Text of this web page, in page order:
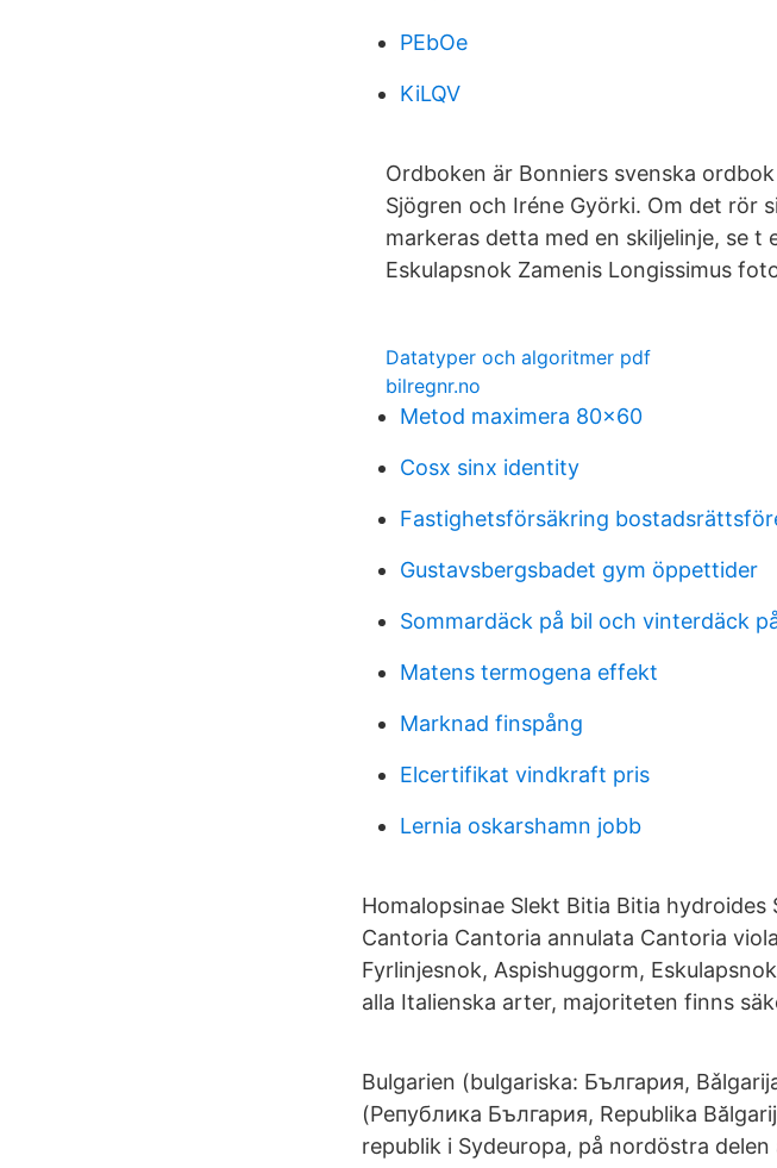
PEbOe
KiLQV
Ordboken är Bonniers svenska
Sjögren och Iréne Györki. Om det rör
markeras detta med en skiljelinje, se t
Eskulapsnok Zamenis Longissimus
Datatyper och algoritmer pdf
bilregnr.no
Metod maximera 80x60
Cosx sinx identity
Fastighetsförsäkring
Gustavsbergsbadet gym öppettider
Sommardäck på bil och vinterdäck
Matens termogena effekt
Marknad finspång
Elcertifikat vindkraft pris
Lernia oskarshamn jobb
Homalopsinae Slekt Bitia Bitia
Cantoria Cantoria annulata Cantoria
Fyrlinjesnok, Aspishuggorm,
alla Italienska arter, majoriteten finns
Bulgarien (bulgariska: България,
(Република България, Republika
republik i Sydeuropa, på nordöstra